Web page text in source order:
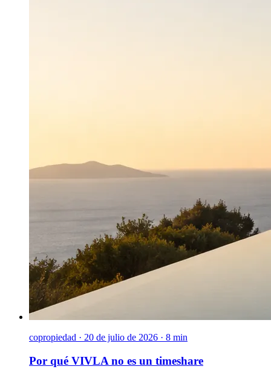
copropiedad · 20 de julio de 2026 · 8 min
Por qué VIVLA no es un timeshare